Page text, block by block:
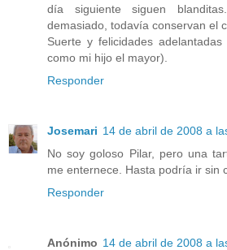
día siguiente siguen
demasiado, todavía conservan el
Suerte y felicidades
como mi hijo el mayor).
Responder
Josemari 14 de abril de 2008 a
No soy goloso Pilar, pero una
me enternece. Hasta podría ir sin
Responder
Anónimo 14 de abril de 2008 a